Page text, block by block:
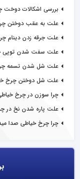
بررسی اشکالات دوخت
علت به عقب دوختن
علت جرقه زدن دینام
علت سفت شدن توپی
علت شل شدن تسمه
علت شل دوختن چرخ
چرا سوزن در چرخ
علت پاره شدن نخ در
چرا چرخ خیاطی صدا